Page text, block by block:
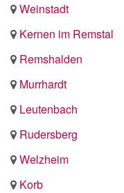
Weinstadt
Kernen im Remstal
Remshalden
Murrhardt
Leutenbach
Rudersberg
Welzheim
Korb